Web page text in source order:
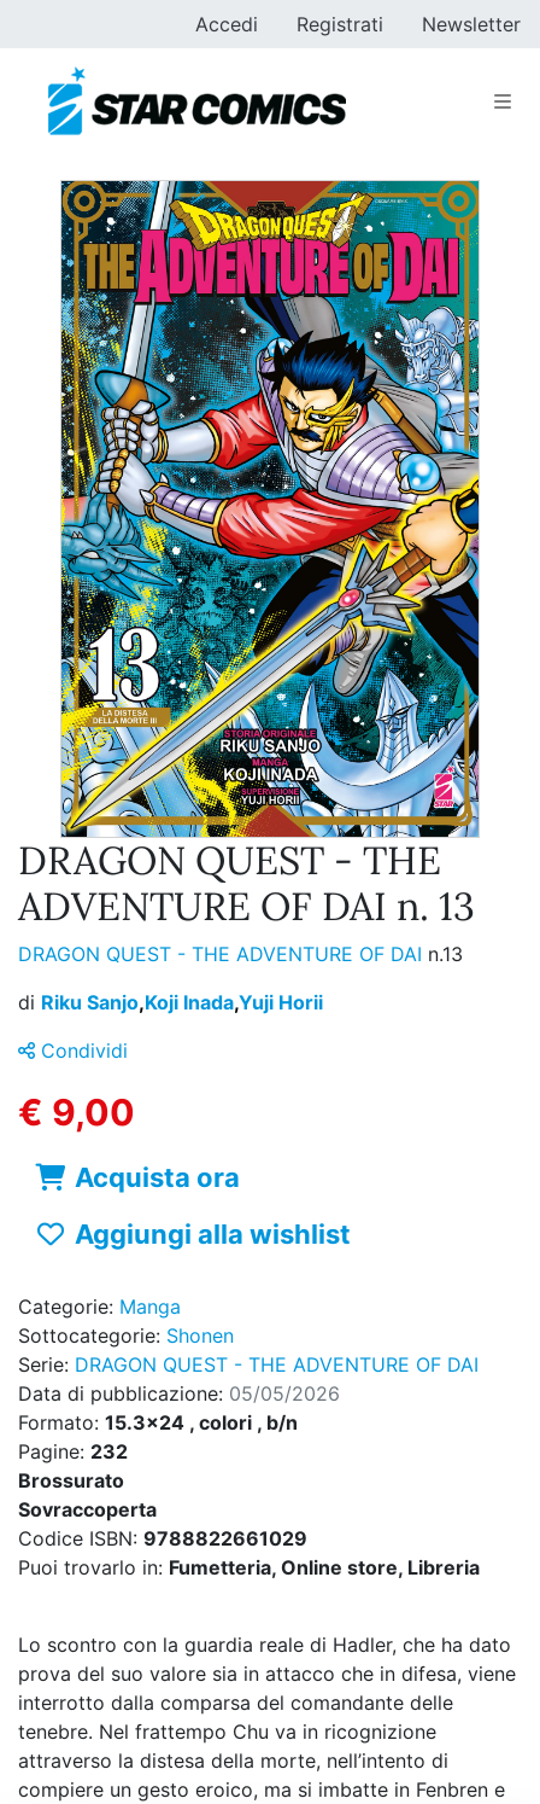
Accedi Registrati Newsletter
DRAGON QUEST - THE
ADVENTURE OF DAI n. 13
DRAGON QUEST - THE ADVENTURE OF DAI n.13
di Riku Sanjo,Koji Inada,Yuji Horii
Condividi
€ 9,00
Acquista ora
Aggiungi alla wishlist
Categorie: Manga
Sottocategorie: Shonen
Serie: DRAGON QUEST - THE ADVENTURE OF DAI
Data di pubblicazione: 05/05/2026
Formato: 15.3x24 , colori , b/n
Pagine: 232
Brossurato
Sovraccoperta
Codice ISBN: 9788822661029
Puoi trovarlo in: Fumetteria, Online store, Libreria
Lo scontro con la guardia reale di Hadler, che ha dato
prova del suo valore sia in attacco che in difesa, viene
interrotto dalla comparsa del comandante delle
tenebre. Nel frattempo Chu va in ricognizione
attraverso la distesa della morte, nell’intento di
compiere un gesto eroico, ma si imbatte in Fenbren e